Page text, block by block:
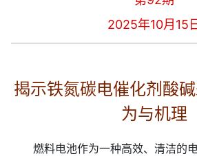
2025年10月15
揭示铁氮碳电催化剂酸
为与机理
燃料电池作为一种高效、清洁的电